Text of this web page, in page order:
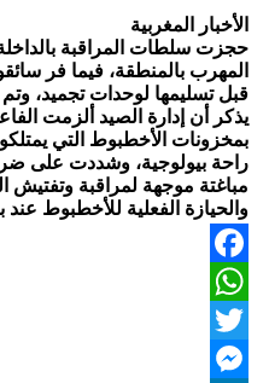
Share
الأخبار المغربية
المهرب بالمنطقة، فيما فر
قبل تسليمها لوحدات تجميد،
يذكر أن إدارة الصيد ألزمت
بمخزونات الأخطبوط التي
راحة بيولوجية، وشددت على
مباغتة موجهة لمراقبة وتفتيش
والحيازة الفعلية للأخطبوط عند
Facebook
WhatsApp
Twitter